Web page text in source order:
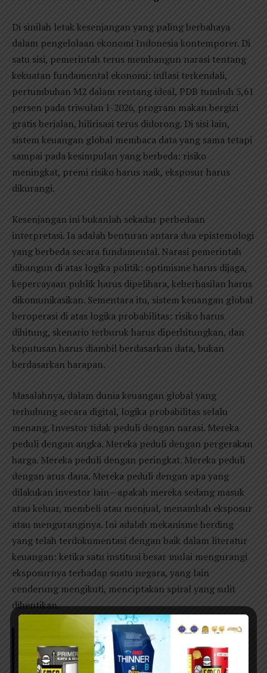
Di sinilah letak kesenjangan yang paling berbahaya
dalam pengelolaan ekonomi Indonesia kontemporer. Di
satu sisi, pemerintah terus membangun narasi tentang
kekuatan fundamental ekonomi: inflasi terkendali,
pertumbuhan M2 dalam rentang ideal, PDB tumbuh 5,61
persen pada triwulan I-2026, program makan bergizi
gratis berjalan, hilirisasi terus didorong. Di sisi lain,
sistem keuangan global membaca data yang sama tetapi
sampai pada kesimpulan yang berbeda: risiko
meningkat, premi risiko harus naik, eksposur harus
dikurangi.
Kesenjangan ini bukanlah sekadar perbedaan
interpretasi. Ia adalah benturan antara dua epistemologi
yang berbeda secara fundamental. Narasi pemerintah
dibangun di atas logika politik: optimisme harus dijaga,
kepercayaan publik harus dipelihara, keberhasilan harus
dikomunikasikan. Sementara itu, sistem keuangan global
beroperasi di atas logika probabilitas: risiko harus
dihitung, skenario terburuk harus diperhitungkan, dan
keputusan harus diambil berdasarkan data, bukan
berdasarkan harapan.
Masalahnya, dalam dunia keuangan global yang
terhubung secara digital, logika probabilitas selalu
menang. Investor tidak peduli dengan narasi. Mereka
peduli dengan angka. Mereka peduli dengan pergerakan
harga. Mereka peduli dengan peringkat. Mereka peduli
dengan arus dana. Mereka peduli dengan apa yang
dilakukan investor lain—apakah mereka sedang masuk
atau keluar, membeli atau menjual, menambah eksposur
atau menguranginya. Ini adalah mekanisme herding
yang telah terdokumentasi dengan baik dalam literatur
keuangan: ketika satu institusi besar mulai mengurangi
eksposurnya terhadap suatu negara, yang lain
cenderung mengikuti, menciptakan spiral yang sulit
dihentikan.
Baca Juga: Raperda Keolahragaan Jawa Timur
dan Ujian Ideologis Negara Daerah: